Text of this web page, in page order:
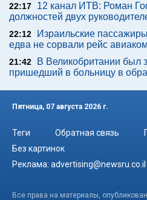
22:17
12 канал ИТВ: Роман
должностей двух
22:12
Израильские
едва не сорвали рейс
21:42
В Великобритании был
пришедший в больницу в
Пятница, 07 августа 2026 г.
Теги Обратная связь
Без картинок
Реклама: advertising@newsru.co.il
Все права на материалы,